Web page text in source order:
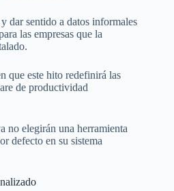
dar sentido a datos informales
las empresas que la
que este hito redefinirá las
de productividad
no elegirán una herramienta
defecto en su sistema